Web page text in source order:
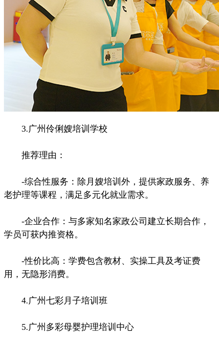
3.广州伶俐嫂培训学校
推荐理由：
-综合性服务：除月嫂培训外，提供家政服务、养
老护理等课程，满足多元化就业需求。
-企业合作：与多家知名家政公司建立长期合作，
学员可获内推资格。
-性价比高：学费包含教材、实操工具及考证费
用，无隐形消费。
4.广州七彩月子培训班
5.广州多彩母婴护理培训中心